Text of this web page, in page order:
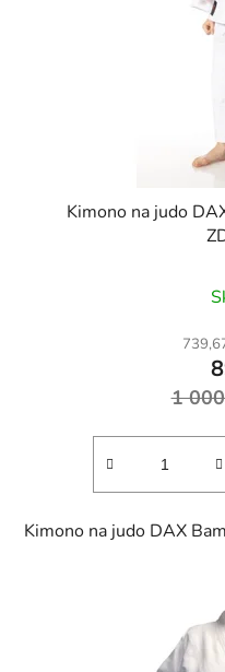
Kimono na judo
1
Kimono na judo DAX